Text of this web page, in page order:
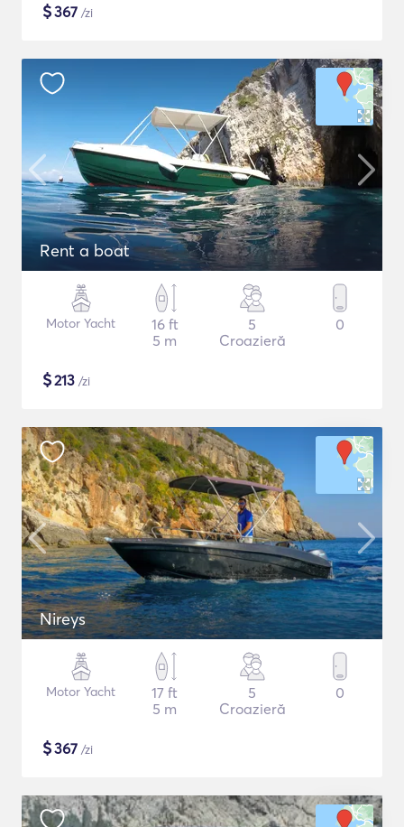
$367 /zi
Rent a boat
Motor Yacht
16 ft
5 m
5
Croazieră
0
$213 /zi
Nireys
Motor Yacht
17 ft
5 m
5
Croazieră
0
$367 /zi